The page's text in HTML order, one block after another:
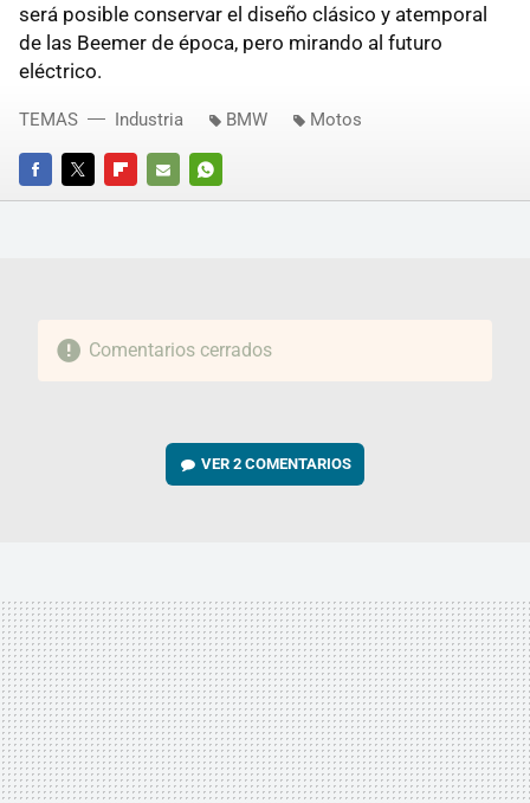
será posible conservar el diseño clásico y atemporal
de las Beemer de época, pero mirando al futuro
eléctrico.
FACEBOOKTWITTERFLIPBOARD
E-
WHATSAPP
TEMAS Industria BMW Motos
Comentarios cerrados
VER2 COMENTARIOS